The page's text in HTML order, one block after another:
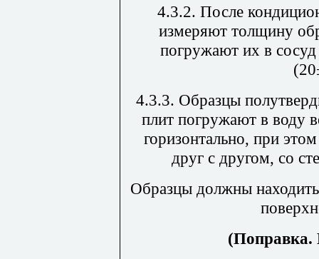
4.3.2. После
измеряют толщину
погружают их в
(20
4.3.3. Образцы
плит погружают в воду
горизонтально, при
друг с другом, со
Образцы должны
(Поправка.